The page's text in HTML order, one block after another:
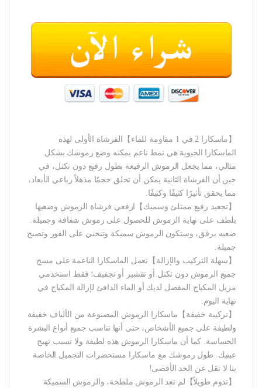
【ماسكارا 2 في 1 مقاومة للماء】الفرشاة الأولى لهذه
الماسكارا الحيوية هي نمط ناعم يمكنه وضع رموشك بشكل
مثالي، مما يجعل الرموش الرفيعة بطول رفيع دون تكتل، في
حين أن الفرشاة الثانية يمكن أن تخلق حجمًا مذهلاً رباعي الأبعاد،
مما يحقق تأثيرًا كثيفًا وكثيفًا.
【تجعيد رفيع ممتلئ وسميك】ارفعي فرشاة الرموش وضعيها
بلطف على نهاية الرموش للحصول على رموش شفافة وجميلة.
ضعيه برفق، وستكون الرموش سميكة وتنحني على الفور وتصبح
جميلة.
【سهلة التركيب والإزالة】تعمل الماسكارا الناعمة على مسح
جميع الرموش دون تكتل أو تقشير أو تجفيف؛ فقط استخدمي
مزيل المكياج المفضل لديك أو الماء الدافئ لإزالة المكياج في
نهاية اليوم.
【تركيبة خفيفة】ماسكارا الرموش المصنوعة من الألياف خفيفة
ولطيفة على جميع الأشخاص، حتى أنها تناسب جميع أنواع البشرة
الحساسة. كما أن ماسكارا الرموش هذه لطيفة ولا تسبب تهيج
عينيك. طول رموشك مع ماسكارا مستحضرات التجميل الخاصة
بنا لا تقل عن الحد الأقصى!
【تدوم طويلاً】لم تعد الرموش ملطخة، والرموش السميكة